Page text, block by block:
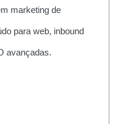
marketing de
para web, inbound
avançadas.